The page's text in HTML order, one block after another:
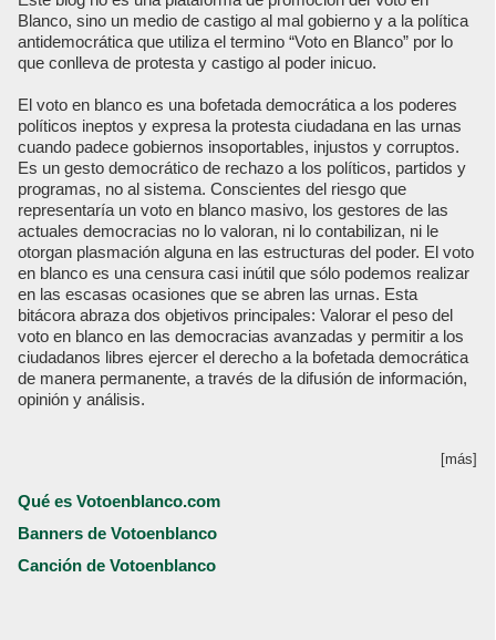
Blanco, sino un medio de castigo al mal gobierno y a la política
antidemocrática que utiliza el termino “Voto en Blanco” por lo
que conlleva de protesta y castigo al poder inicuo.
El voto en blanco es una bofetada democrática a los poderes
políticos ineptos y expresa la protesta ciudadana en las urnas
cuando padece gobiernos insoportables, injustos y corruptos.
Es un gesto democrático de rechazo a los políticos, partidos y
programas, no al sistema. Conscientes del riesgo que
representaría un voto en blanco masivo, los gestores de las
actuales democracias no lo valoran, ni lo contabilizan, ni le
otorgan plasmación alguna en las estructuras del poder. El voto
en blanco es una censura casi inútil que sólo podemos realizar
en las escasas ocasiones que se abren las urnas. Esta
bitácora abraza dos objetivos principales: Valorar el peso del
voto en blanco en las democracias avanzadas y permitir a los
ciudadanos libres ejercer el derecho a la bofetada democrática
de manera permanente, a través de la difusión de información,
opinión y análisis.
[más]
Qué es Votoenblanco.com
Banners de Votoenblanco
Canción de Votoenblanco